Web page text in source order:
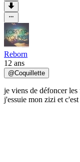
Reborn
12 ans
@Coquillette
je viens de défoncer les
j'essuie mon zizi et